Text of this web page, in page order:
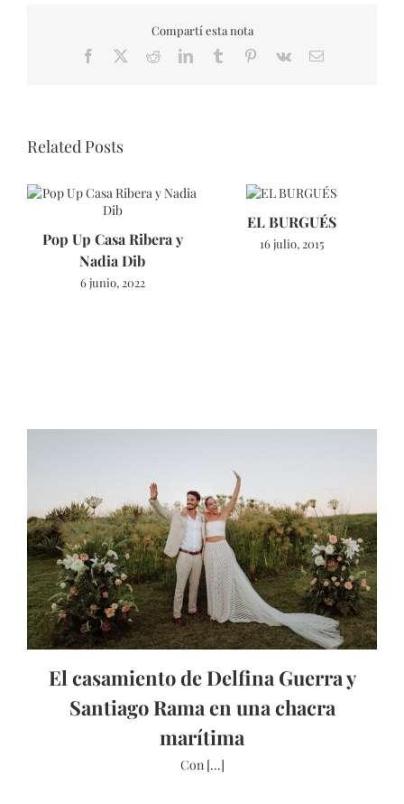
Compartí esta nota
Facebook RedditLinkedInTumblr Pinterest
Vk Email
Related Posts
Pop Up Casa Ribera y
Nadia Dib
6 junio, 2022
EL BURGUÉS
16 julio, 2015
El casamiento de Delfina Guerra y
Santiago Rama en una chacra
marítima
Con [...]